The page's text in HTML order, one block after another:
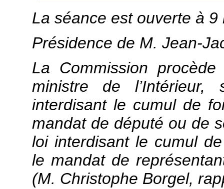
La séance est ouverte à 9
Présidence de M. Jean-
La Commission
ministre de
interdisant le cumul de
mandat de député ou de
loi interdisant le cumul
le mandat de
(M. Christophe Borgel,